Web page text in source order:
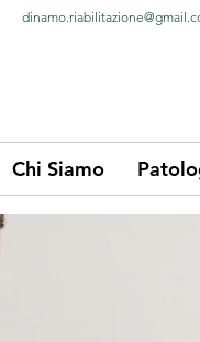
Chi Siamo